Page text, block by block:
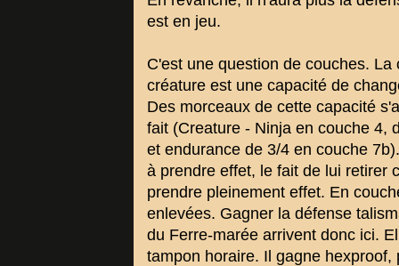
est en jeu.
C'est une question de couches.
créature est une capacité de
Des morceaux de cette capacité
fait (Creature - Ninja en couche 4,
et endurance de 3/4 en couche
à prendre effet, le fait de lui retirer
prendre pleinement effet. En
enlevées. Gagner la défense
du Ferre-marée arrivent donc ici.
tampon horaire. Il gagne hexproof,